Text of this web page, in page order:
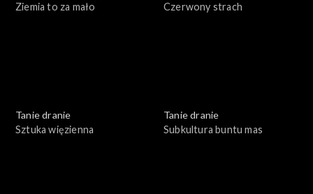
Ziemia to za mało
Czerwony strach
Tanie dranie
Sztuka więzienna
Tanie dranie
Subkultura buntu mas